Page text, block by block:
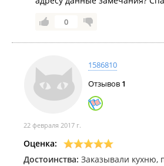
0
1586810
Отзывов 1
22 февраля 2017 г.
Оценка:
Достоинства: Заказывали кухню,